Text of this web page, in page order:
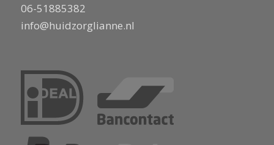
06-51885382
info@huidzorglianne.nl